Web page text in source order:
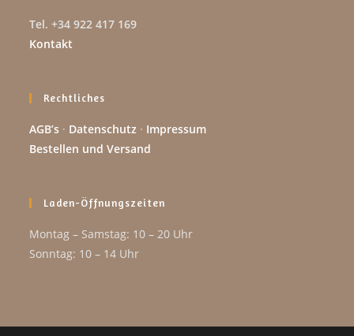
Tel. +34 922 417 169
Kontakt
Rechtliches
AGB’s · Datenschutz · Impressum
Bestellen und Versand
Laden-Öffnungszeiten
Montag – Samstag: 10 – 20 Uhr
Sonntag: 10 – 14 Uhr